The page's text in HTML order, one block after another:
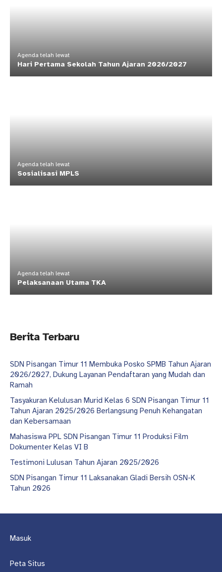
Agenda telah lewat
Hari Pertama Sekolah Tahun Ajaran 2026/2027
Agenda telah lewat
Sosialisasi MPLS
Agenda telah lewat
Pelaksanaan Utama TKA
Berita Terbaru
SDN Pisangan Timur 11 Membuka Posko SPMB Tahun Ajaran
2026/2027, Dukung Layanan Pendaftaran yang Mudah dan
Ramah
Tasyakuran Kelulusan Murid Kelas 6 SDN Pisangan Timur 11
Tahun Ajaran 2025/2026 Berlangsung Penuh Kehangatan
dan Kebersamaan
Mahasiswa PPL SDN Pisangan Timur 11 Produksi Film
Dokumenter Kelas VI B
Testimoni Lulusan Tahun Ajaran 2025/2026
SDN Pisangan Timur 11 Laksanakan Gladi Bersih OSN-K
Tahun 2026
Masuk
Peta Situs